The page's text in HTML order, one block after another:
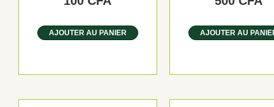
AJOUTER AU PANIER AJOUTER AU